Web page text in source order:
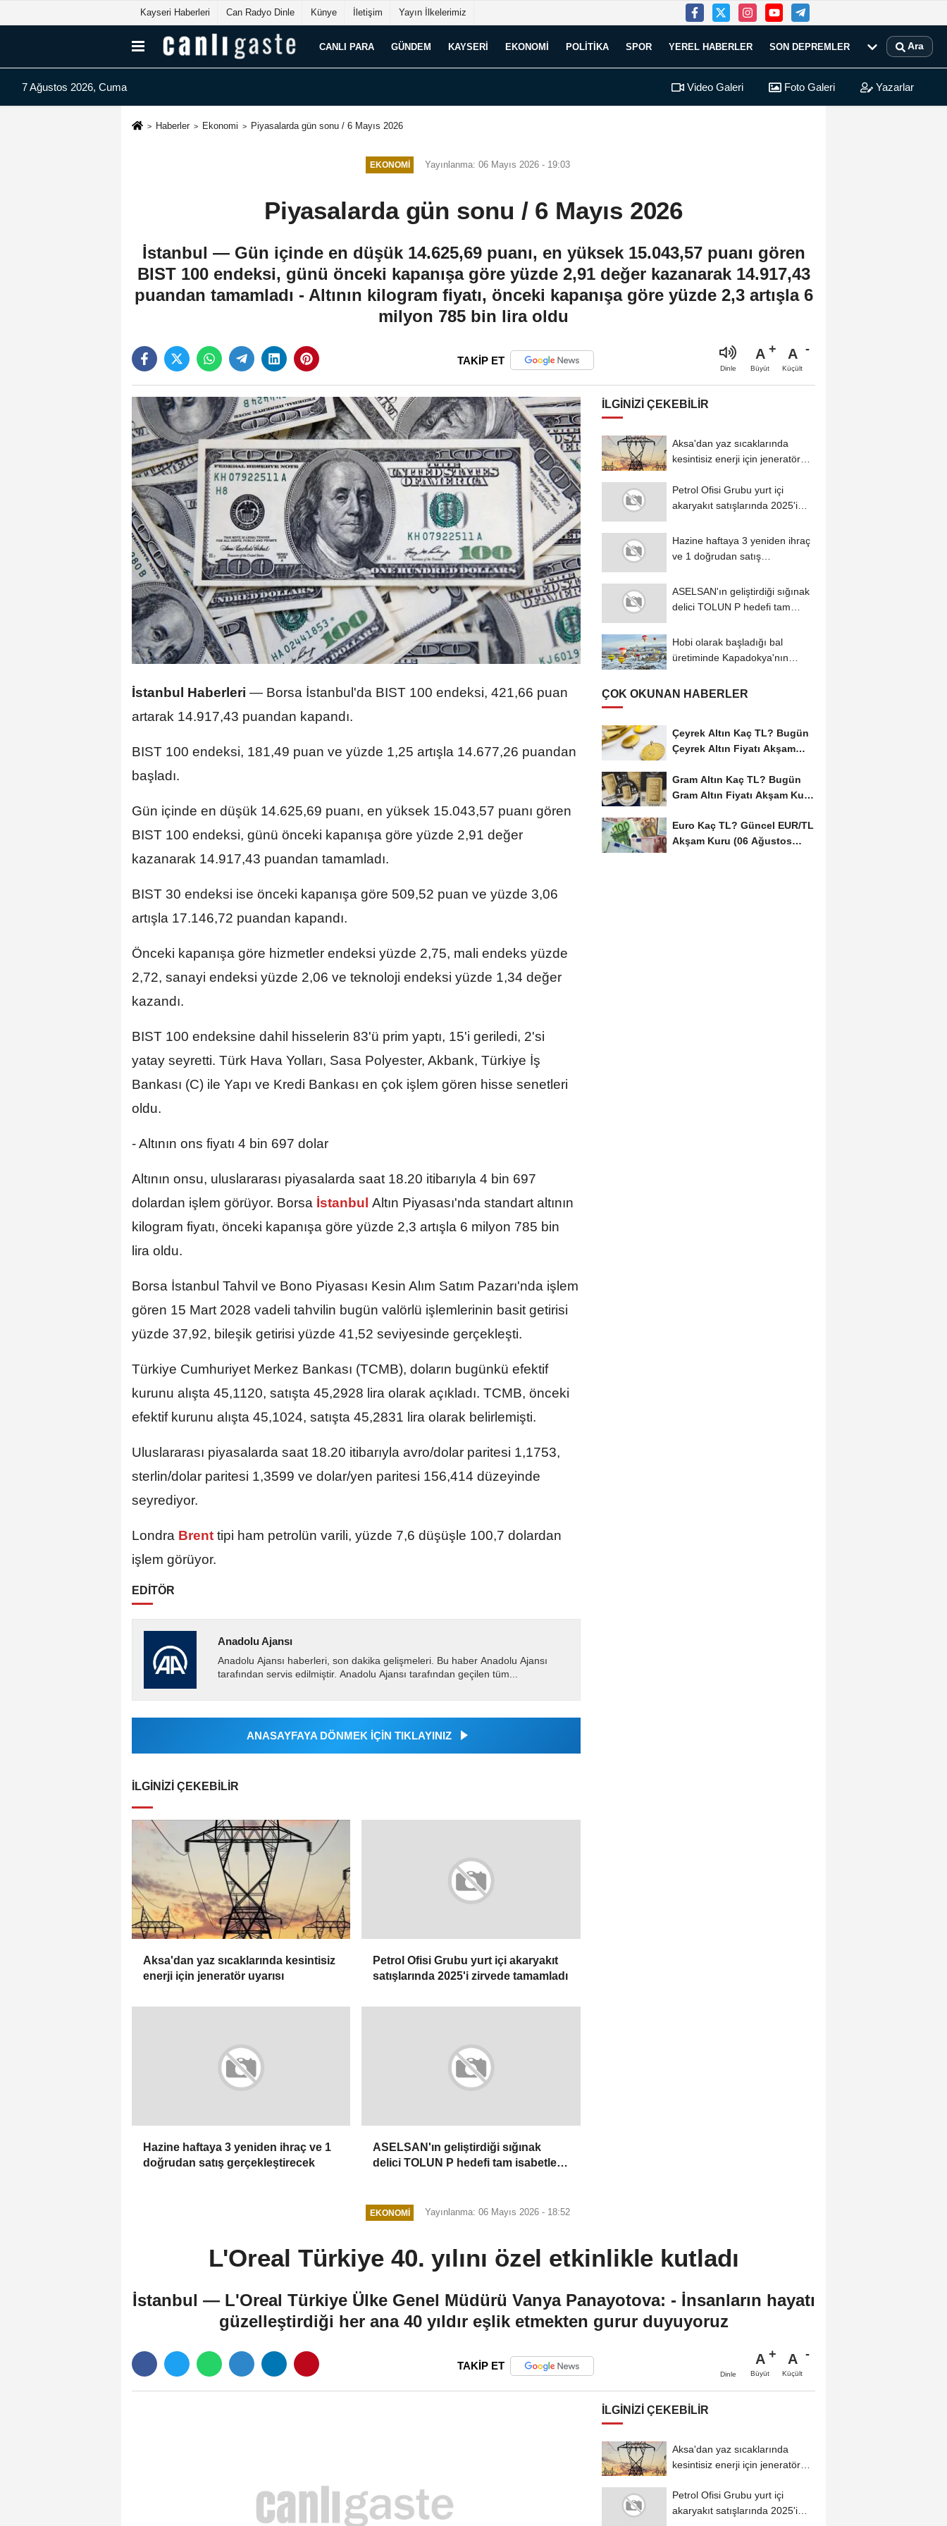
Kayseri Haberleri Can Radyo Dinle Künye İletişim Yayın İlkelerimiz
CANLI PARA GÜNDEM KAYSERI EKONOMI POLITIKA SPOR YEREL HABERLER SON DEPREMLER Ara
7 Ağustos 2026, Cuma Video Galeri Foto Galeri Yazarlar
Haberler Ekonomi Piyasalarda gün sonu / 6 Mayıs 2026
EKONOMI Yayınlanma: 06 Mayıs 2026 - 19:03
Piyasalarda gün sonu / 6 Mayıs 2026
İstanbul — Gün içinde en düşük 14.625,69 puanı, en yüksek 15.043,57 puanı gören
BIST 100 endeksi, günü önceki kapanışa göre yüzde 2,91 değer kazanarak 14.917,43
puandan tamamladı - Altının kilogram fiyatı, önceki kapanışa göre yüzde 2,3 artışla 6
milyon 785 bin lira oldu
TAKİP ET
Dinle
A
Büyüt
A
Küçült
İstanbul Haberleri — Borsa İstanbul'da BIST 100 endeksi, 421,66 puan
artarak 14.917,43 puandan kapandı.
BIST 100 endeksi, 181,49 puan ve yüzde 1,25 artışla 14.677,26 puandan
başladı.
Gün içinde en düşük 14.625,69 puanı, en yüksek 15.043,57 puanı gören
BIST 100 endeksi, günü önceki kapanışa göre yüzde 2,91 değer
kazanarak 14.917,43 puandan tamamladı.
BIST 30 endeksi ise önceki kapanışa göre 509,52 puan ve yüzde 3,06
artışla 17.146,72 puandan kapandı.
Önceki kapanışa göre hizmetler endeksi yüzde 2,75, mali endeks yüzde
2,72, sanayi endeksi yüzde 2,06 ve teknoloji endeksi yüzde 1,34 değer
kazandı.
BIST 100 endeksine dahil hisselerin 83'ü prim yaptı, 15'i geriledi, 2'si
yatay seyretti. Türk Hava Yolları, Sasa Polyester, Akbank, Türkiye İş
Bankası (C) ile Yapı ve Kredi Bankası en çok işlem gören hisse senetleri
oldu.
- Altının ons fiyatı 4 bin 697 dolar
Altının onsu, uluslararası piyasalarda saat 18.20 itibarıyla 4 bin 697
dolardan işlem görüyor. Borsa İstanbul Altın Piyasası'nda standart altının
kilogram fiyatı, önceki kapanışa göre yüzde 2,3 artışla 6 milyon 785 bin
lira oldu.
Borsa İstanbul Tahvil ve Bono Piyasası Kesin Alım Satım Pazarı'nda işlem
gören 15 Mart 2028 vadeli tahvilin bugün valörlü işlemlerinin basit getirisi
yüzde 37,92, bileşik getirisi yüzde 41,52 seviyesinde gerçekleşti.
Türkiye Cumhuriyet Merkez Bankası (TCMB), doların bugünkü efektif
kurunu alışta 45,1120, satışta 45,2928 lira olarak açıkladı. TCMB, önceki
efektif kurunu alışta 45,1024, satışta 45,2831 lira olarak belirlemişti.
Uluslararası piyasalarda saat 18.20 itibarıyla avro/dolar paritesi 1,1753,
sterlin/dolar paritesi 1,3599 ve dolar/yen paritesi 156,414 düzeyinde
seyrediyor.
Londra Brent tipi ham petrolün varili, yüzde 7,6 düşüşle 100,7 dolardan
işlem görüyor.
EDİTÖR
Anadolu Ajansı
Anadolu Ajansı haberleri, son dakika gelişmeleri. Bu haber Anadolu Ajansı
tarafından servis edilmiştir. Anadolu Ajansı tarafından geçilen tüm...
ANASAYFAYA DÖNMEK İÇİN TIKLAYINIZ
İLGINIZI ÇEKEBILIR
Aksa'dan yaz sıcaklarında kesintisiz
enerji için jeneratör uyarısı
Petrol Ofisi Grubu yurt içi akaryakıt
satışlarında 2025'i zirvede tamamladı
Hazine haftaya 3 yeniden ihraç ve 1
doğrudan satış gerçekleştirecek
ASELSAN'ın geliştirdiği sığınak
delici TOLUN P hedefi tam isabetle
İLGINIZI ÇEKEBILIR
Aksa'dan yaz sıcaklarında
kesintisiz enerji için jeneratör
Petrol Ofisi Grubu yurt içi
akaryakıt satışlarında 2025'i
Hazine haftaya 3 yeniden ihraç
ve 1 doğrudan satış
ASELSAN'ın geliştirdiği sığınak
delici TOLUN P hedefi tam
Hobi olarak başladığı bal
üretiminde Kapadokya'nın
ÇOK OKUNAN HABERLER
Çeyrek Altın Kaç TL? Bugün
Çeyrek Altın Fiyatı Akşam
Gram Altın Kaç TL? Bugün
Gram Altın Fiyatı Akşam Kuru
Euro Kaç TL? Güncel EUR/TL
Akşam Kuru (06 Ağustos
EKONOMI Yayınlanma: 06 Mayıs 2026 - 18:52
L'Oreal Türkiye 40. yılını özel etkinlikle kutladı
İstanbul — L'Oreal Türkiye Ülke Genel Müdürü Vanya Panayotova: - İnsanların hayatı
güzelleştirdiği her ana 40 yıldır eşlik etmekten gurur duyuyoruz
TAKİP ET
Dinle
A
Büyüt
A
Küçült
İLGINIZI ÇEKEBILIR
Aksa'dan yaz sıcaklarında
kesintisiz enerji için jeneratör
Petrol Ofisi Grubu yurt içi
akaryakıt satışlarında 2025'i